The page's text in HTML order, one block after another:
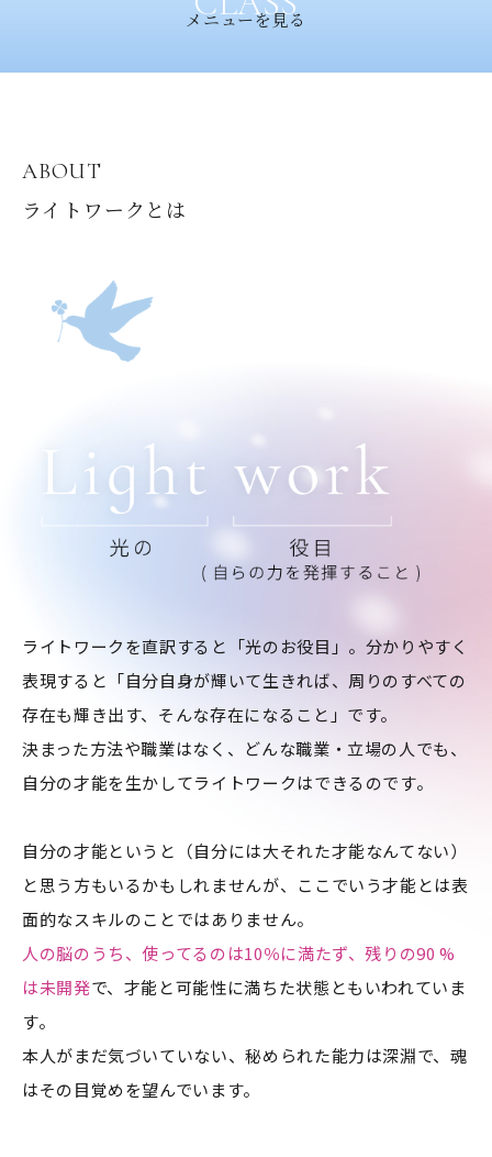
メニューを見る
ABOUT
ライトワークとは
ライトワークを直訳すると「光のお役目」。分かりやすく
表現すると「自分自身が輝いて生きれば、周りのすべての
存在も輝き出す、そんな存在になること」です。
決まった方法や職業はなく、どんな職業・立場の人でも、
自分の才能を生かしてライトワークはできるのです。
自分の才能というと（自分には大それた才能なんてない）
と思う方もいるかもしれませんが、ここでいう才能とは表
面的なスキルのことではありません。
人の脳のうち、使ってるのは10％に満たず、残りの90 %
は未開発で、才能と可能性に満ちた状態ともいわれていま
す。
本人がまだ気づいていない、秘められた能力は深淵で、魂
はその目覚めを望んでいます。